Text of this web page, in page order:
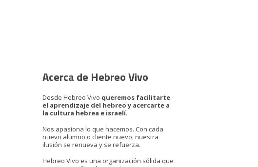
Acerca de Hebreo Vivo
Desde Hebreo Vivo queremos facilitarte
el aprendizaje del hebreo y acercarte a
la cultura hebrea e israelí.
Nos apasiona lo que hacemos. Con cada
nuevo alumno o cliente nuevo, nuestra
ilusión se renueva y se refuerza.
Hebreo Vivo es una organización sólida que